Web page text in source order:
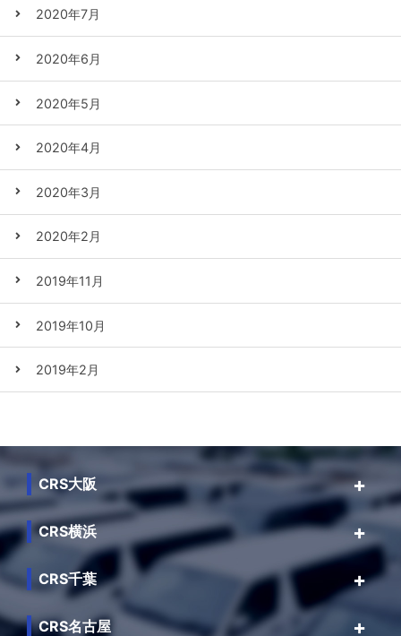
2020年7月
2020年6月
2020年5月
2020年4月
2020年3月
2020年2月
2019年11月
2019年10月
2019年2月
CRS大阪
CRS横浜
CRS千葉
CRS名古屋